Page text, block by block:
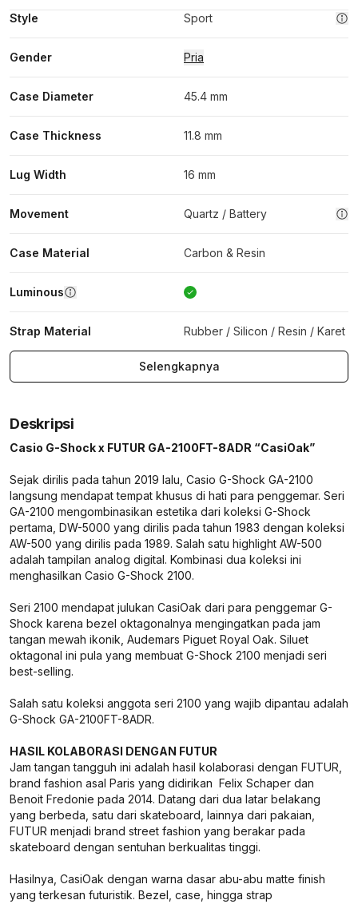
Style Sport
Gender Pria
Case Diameter 45.4 mm
Case Thickness 11.8 mm
Lug Width 16 mm
Movement Quartz / Battery
Case Material Carbon & Resin
Luminous
Strap Material Rubber / Silicon / Resin / Karet
Selengkapnya
Deskripsi
Casio G-Shock x FUTUR GA-2100FT-8ADR “CasiOak”
Sejak dirilis pada tahun 2019 lalu, Casio G-Shock GA-2100
langsung mendapat tempat khusus di hati para penggemar. Seri
GA-2100 mengombinasikan estetika dari koleksi G-Shock
pertama, DW-5000 yang dirilis pada tahun 1983 dengan koleksi
AW-500 yang dirilis pada 1989. Salah satu highlight AW-500
adalah tampilan analog digital. Kombinasi dua koleksi ini
menghasilkan Casio G-Shock 2100.
Seri 2100 mendapat julukan CasiOak dari para penggemar G-
Shock karena bezel oktagonalnya mengingatkan pada jam
tangan mewah ikonik, Audemars Piguet Royal Oak. Siluet
oktagonal ini pula yang membuat G-Shock 2100 menjadi seri
best-selling.
Salah satu koleksi anggota seri 2100 yang wajib dipantau adalah
G-Shock GA-2100FT-8ADR.
HASIL KOLABORASI DENGAN FUTUR
Jam tangan tangguh ini adalah hasil kolaborasi dengan FUTUR,
brand fashion asal Paris yang didirikan Felix Schaper dan
Benoit Fredonie pada 2014. Datang dari dua latar belakang
yang berbeda, satu dari skateboard, lainnya dari pakaian,
FUTUR menjadi brand street fashion yang berakar pada
skateboard dengan sentuhan berkualitas tinggi.
Hasilnya, CasiOak dengan warna dasar abu-abu matte finish
yang terkesan futuristik. Bezel, case, hingga strap